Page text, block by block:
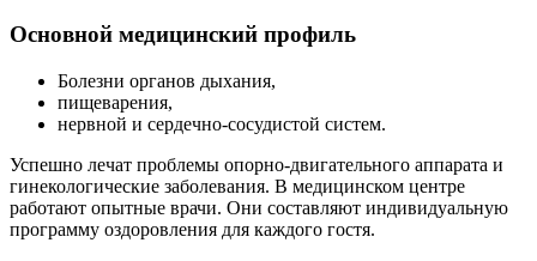
Основной медицинский профиль
Болезни органов дыхания,
пищеварения,
нервной и сердечно-сосудистой систем.
Успешно лечат проблемы опорно-двигательного аппарата и
гинекологические заболевания. В медицинском центре
работают опытные врачи. Они составляют индивидуальную
программу оздоровления для каждого гостя.